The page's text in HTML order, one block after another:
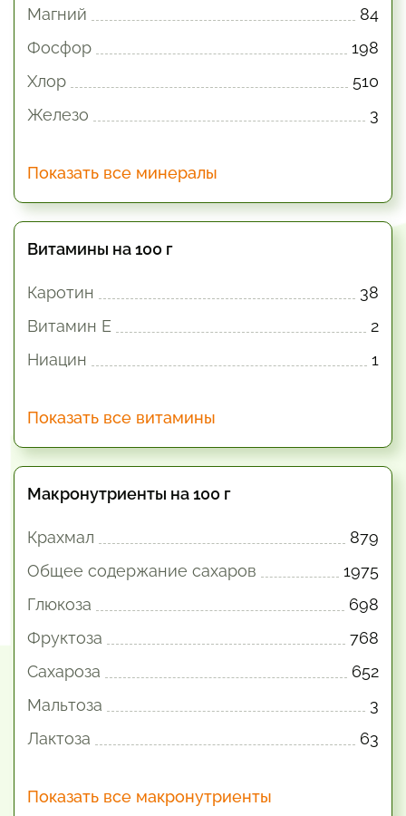
Магний
84
Фосфор
198
Хлор
510
Железо
3
Показать все минералы
Витамины на 100 г
Каротин
38
Витамин E
2
Ниацин
1
Показать все витамины
Макронутриенты на 100 г
Крахмал
879
Общее содержание сахаров
1975
Глюкоза
698
Фруктоза
768
Сахароза
652
Мальтоза
3
Лактоза
63
Показать все макронутриенты